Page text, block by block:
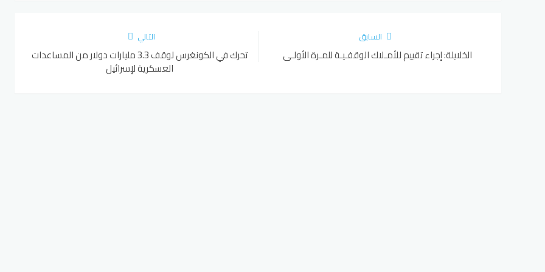
السابق
الخلايلة: إجراء تقييم للأمـلاك الوقفـيـة للمـرة الأولـى
التالي
تحرك في الكونغرس لوقف 3.3 مليارات دولار من المساعدات
العسكرية لإسرائيل